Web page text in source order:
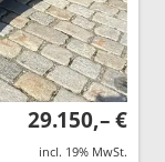
29.150,– €
incl. 19% MwSt.